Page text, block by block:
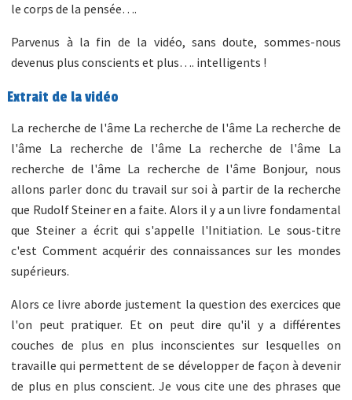
le corps de la pensée….
Parvenus à la fin de la vidéo, sans doute, sommes-nous
devenus plus conscients et plus…. intelligents !
Extrait de la vidéo
La recherche de l'âme La recherche de l'âme La recherche de
l'âme La recherche de l'âme La recherche de l'âme La
recherche de l'âme La recherche de l'âme Bonjour, nous
allons parler donc du travail sur soi à partir de la recherche
que Rudolf Steiner en a faite. Alors il y a un livre fondamental
que Steiner a écrit qui s'appelle l'Initiation. Le sous-titre
c'est Comment acquérir des connaissances sur les mondes
supérieurs.
Alors ce livre aborde justement la question des exercices que
l'on peut pratiquer. Et on peut dire qu'il y a différentes
couches de plus en plus inconscientes sur lesquelles on
travaille qui permettent de se développer de façon à devenir
de plus en plus conscient. Je vous cite une des phrases que